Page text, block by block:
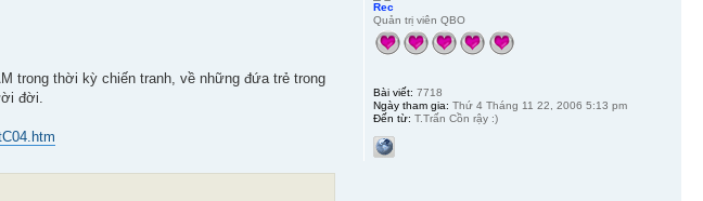
trong thời kỳ chiến tranh, về những đứa trẻ trong
đời.
Rec
Quản trị viên QBO
Bài viết: 7718
Ngày tham gia: Thứ 4 Tháng 11 22, 2006 5:13 pm
Đến từ: T.Trấn Cồn rậy :)